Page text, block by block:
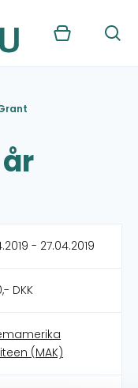
Kurv Søg
- 27.04.2019
DKK
(MAK)